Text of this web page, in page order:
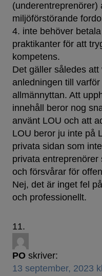
(underentreprenörer)
miljöförstörande
4. inte behöver
praktikanter för att
kompetens.
Det gäller således
anledningen till
allmännyttan. Att
innehåll beror nog
använt LOU och att
LOU beror ju inte på
privata sidan som
privata
och försvårar för
Nej, det är inget fel
och professionellt.
PO skriver:
13 september, 2023